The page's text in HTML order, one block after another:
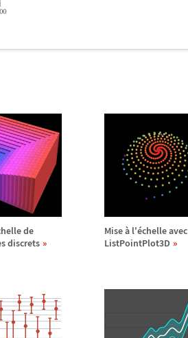
de
discrets
Miseà l'échelle avec
ListPointPlot3D